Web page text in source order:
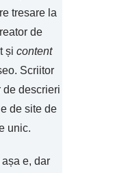
tresare la
de
și content
Scriitor
de descrieri
de site de
unic.
e, dar